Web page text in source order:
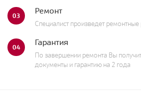
03 Ремонт
Специалист произведет
04 Гарантия
По завершении ремонта Вы
документы и гарантию на 2 года